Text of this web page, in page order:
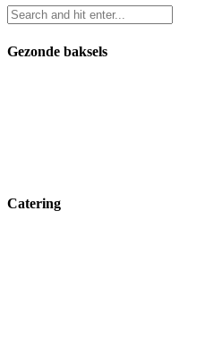
Gezonde baksels
Catering